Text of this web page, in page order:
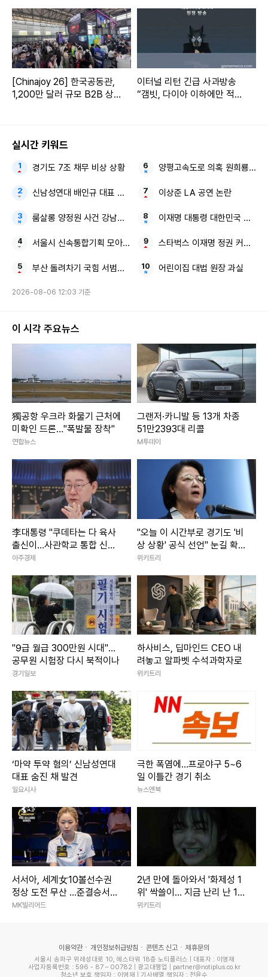
[Chinajoy 26] 한국공동관,
1,200만 달러 규모 B2B 상
이터널 리턴 긴급 사과방송
“갬빗, 다이아 이하에만 적
실시간 키워드
경기도 7조 채무 비상 상황
신남성연대 배인규 대표 인천 영종도
룸살롱 양정원 사건 강남서 수사팀장
서울시 신속통합기획 모아타운
부산 돌려차기 국힘 서범수 의원 피해자
양평고속도로 의혹 원희룡 종
이상준 LA 공연 논란
이재명 대통령 대한민국 대도
스타벅스 이재명 정권 커피 한
어린이집 대법 원장 과실
2026-08-06 12:03 기준
이 시각 주요뉴스
獨공항 우크라 화물기 근처에
미확인 드론…"폭발물 장착"
연합뉴스
그랜저·카니발 등 13개 차종
51만2393대 리콜
M투데이
李대통령 "쿠데타는 다 육사
출신이…사관학교 통합 신속
추진"
아주경제
"오늘 이 시간부로 경기도 '비
상 상황' 공식 선언" 눈길 확
쏠린 추미애 발언
위키트리
"9급 월급 300만원 시대"…
공무원 시험장 다시 북적이나
경기일보
하사비스, 딥마인드 CEO 내
려놓고 알파벳 수석과학자로
위키트리
‘마약 투약 혐의’ 신남성연대
대표 숨진 채 발견
일요시사
극한 폭염에…프로야구 5~6
일 이틀간 경기 취소
뉴스앤북
서서아, 세계女10볼선수권
정상 도전 무산 …준결승서
‘디펜딩챔프’ 체즈카에 석패
MK빌리어드
2년 만에 돌아와서 '화제성 1
위' 싹쓸이… 지금 난리 난 19
금 한국 드라마
위키트리
이용약관 개인정보취급방침 콘텐츠 신고 제휴문의
서울시 송파구 위례성대로 10, 에스타워 18층 노티플러스 | 대표자 : 이영재
사업자등록번호 : 596 - 87 – 00782 | 광고대행업 | partner@notiplus.co.kr
청소년 보호 책임자 : 이영재 | 기사배열 책임자 : 전윤수